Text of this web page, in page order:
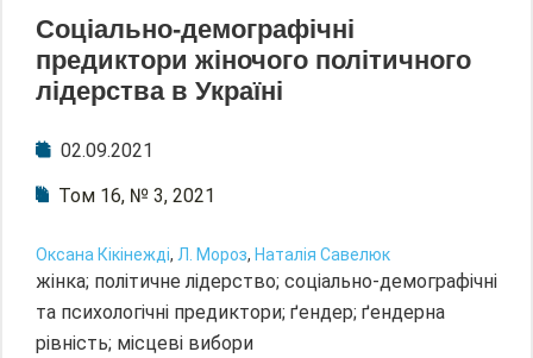
Соціально-демографічні
предиктори жіночого політичного
лідерства в Україні
02.09.2021
Том 16, № 3, 2021
Оксана Кікінежді, Л. Мороз, Наталія Савелюк
жінка; політичне лідерство; соціально-демографічні
та психологічні предиктори; ґендер; ґендерна
рівність; місцеві вибори